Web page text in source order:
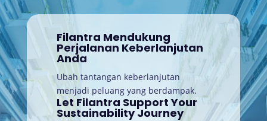
Filantra Mendukung
Perjalanan Keberlanjutan
Anda
Ubah tantangan keberlanjutan
menjadi peluang yang berdampak.
Let Filantra Support Your
Sustainability Journey